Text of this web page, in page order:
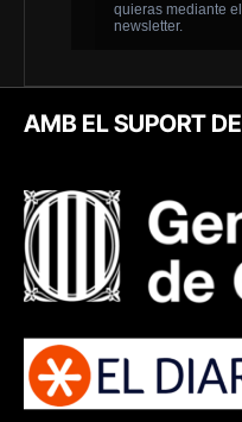
AMB EL SUPORT DE